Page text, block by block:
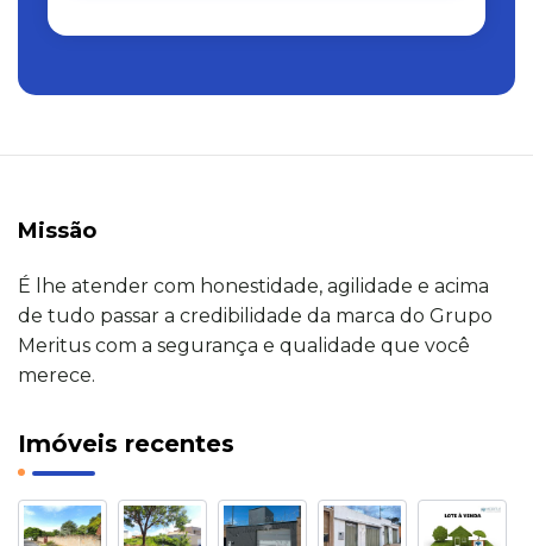
Missão
É lhe atender com honestidade, agilidade e acima
de tudo passar a credibilidade da marca do Grupo
Meritus com a segurança e qualidade que você
merece.
Imóveis recentes